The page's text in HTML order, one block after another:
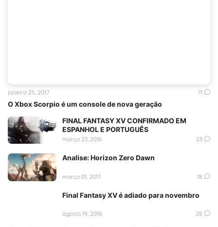
O Xbox Scorpio é um console de nova geração
janeiro 25, 2017 71
FINAL FANTASY XV CONFIRMADO EM
ESPANHOL E PORTUGUÊS
março 23, 2016 23
Analise: Horizon Zero Dawn
março 01, 2017 18
Final Fantasy XV é adiado para novembro
agosto 19, 2016 28